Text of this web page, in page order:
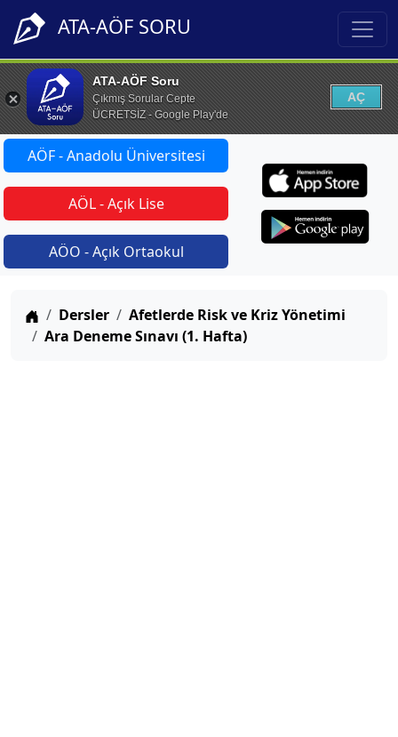
ATA-AÖF SORU
ATA-AÖF Soru
Çıkmış Sorular Cepte
ÜCRETSİZ - Google Play'de
AÇ
AÖF - Anadolu Üniversitesi
AÖL - Açık Lise
AÖO - Açık Ortaokul
Anasayfa
Dersler
Afetlerde Risk ve Kriz Yönetimi
Ara Deneme Sınavı (1. Hafta)